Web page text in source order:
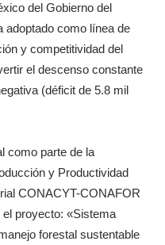
del Gobierno del
adoptado como línea de
y competitividad del
el descenso constante
(déficit de 5.8 mil
como parte de la
y Productividad
CONACYT-CONAFOR
proyecto: «Sistema
forestal sustentable